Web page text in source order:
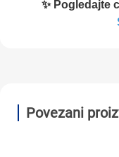
✨ Pogledajte
Povezani